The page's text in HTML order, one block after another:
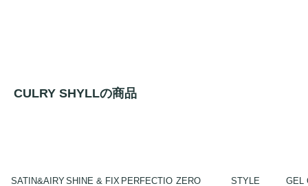
CULRY SHYLLの商品
SATIN&AIRYSHINE & FIX PERFECTIO ZERO
STYLE
GEL